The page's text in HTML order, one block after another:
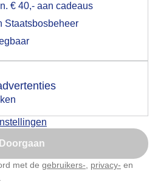
€ 40,- aan cadeaus
Staatsbosbeheer
Instellingen
Doorgaan
met de gebruikers- privacy- en
op de achtergrond het niet
en de wolken erboven. En
het strand.
akkoord op hebt gegeven,
pop-up uit je browser waarin
toon de popup
misschien later
dit aan te passen